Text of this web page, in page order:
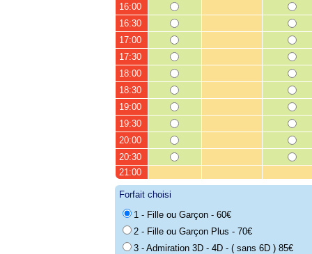
16:00
16:30
17:00
17:30
18:00
18:30
19:00
19:30
20:00
20:30
21:00
Forfait choisi
1 - Fille ou Garçon - 60€
2 - Fille ou Garçon Plus - 70€
3 - Admiration 3D - 4D - ( sans 6D ) 85€